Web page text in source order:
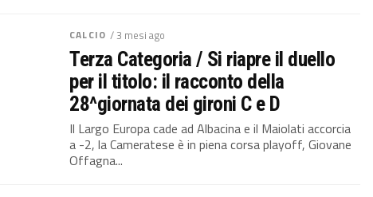
CALCIO / 3 mesi ago
Terza Categoria / Si riapre il duello
per il titolo: il racconto della
28^giornata dei gironi C e D
Il Largo Europa cade ad Albacina e il Maiolati accorcia
a -2, la Cameratese è in piena corsa playoff, Giovane
Offagna...